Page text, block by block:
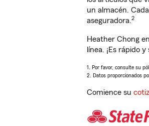
un almacén.
aseguradora.2
Heather Chong
línea. ¡Es rápido y
1. Por favor, consulte su
2. Datos proporcionados
Comience su